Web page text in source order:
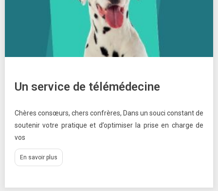
Un service de télémédecine
Chères consœurs, chers confrères, Dans un souci constant de
soutenir votre pratique et d’optimiser la prise en charge de
vos
En savoir plus